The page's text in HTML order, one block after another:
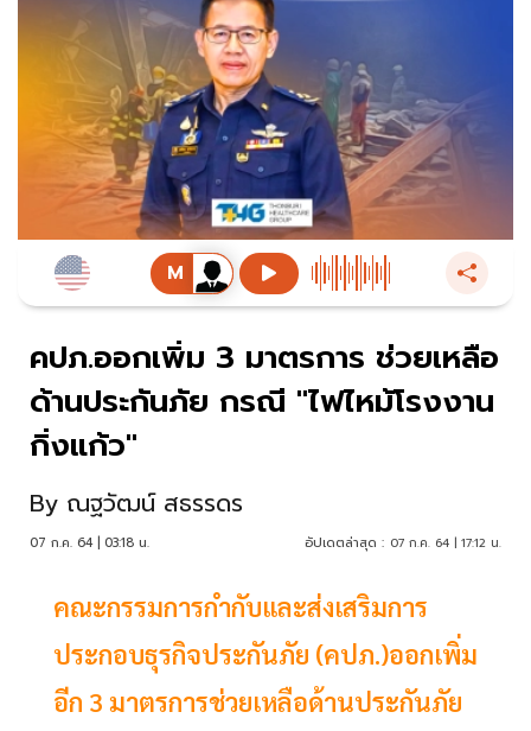
คปภ.ออกเพิ่ม 3 มาตรการ ช่วยเหลือ
ด้านประกันภัย กรณี "ไฟไหม้โรงงาน
กิ่งแก้ว"
By ณฐวัฒน์ สธรรดร
07 ก.ค. 64 | 03:18 น. อัปเดตล่าสุด : 07 ก.ค. 64 | 17:12 น.
คณะกรรมการกำกับและส่งเสริมการ
ประกอบธุรกิจประกันภัย (คปภ.)ออกเพิ่ม
อีก 3 มาตรการช่วยเหลือด้านประกันภัย